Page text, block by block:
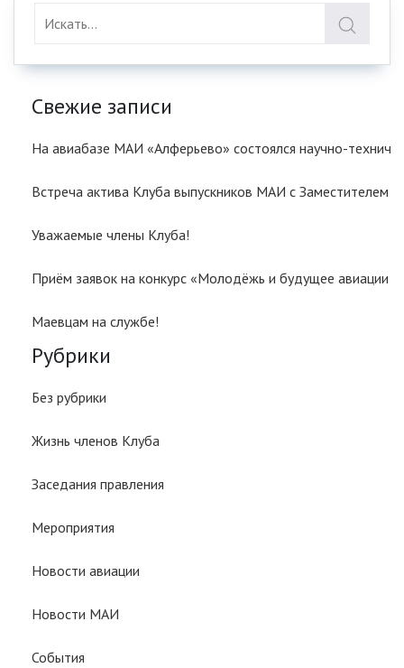
Свежие записи
На авиабазе МАИ «Алферьево» состоялся научно-
Встреча актива Клуба выпускников МАИ с
Уважаемые члены Клуба!
Приём заявок на конкурс «Молодёжь и будущее авиации и
Маевцам на службе!
Рубрики
Без рубрики
Жизнь членов Клуба
Заседания правления
Мероприятия
Новости авиации
Новости МАИ
События